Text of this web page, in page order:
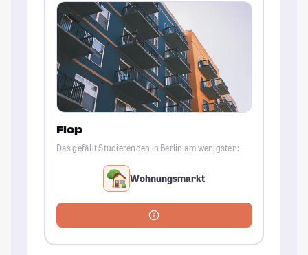
Flop
Das gefällt Studierenden in Berlin am wenigsten:
Wohnungsmarkt